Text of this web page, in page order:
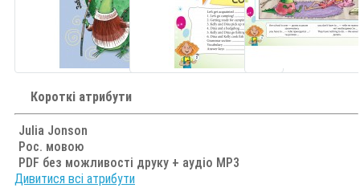
Короткі атрибути
Julia Jonson
Рос. мовою
PDF без можливості друку + аудіо MP3
Дивитися всі атрибути